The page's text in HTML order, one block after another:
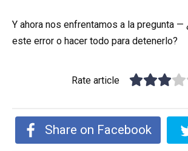
Y ahora nos enfrentamos a la pregunta —
este error o hacer todo para detenerlo?
Rate article
Share on Facebook